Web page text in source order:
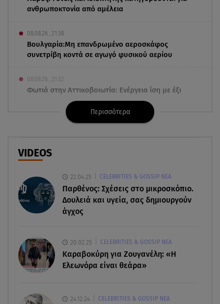
ανθρωποκτονία από αμέλεια
08.08.26 , 21:38
Βουλγαρία:Μη επανδρωμένο αεροσκάφος
συνετρίβη κοντά σε αγωγό φυσικού αερίου
08.08.26 , 21:32
Φωτιά στην Αττικοβοιωτία: Ενέργεια ίση με έξι
ατομικές βόμβες
«Ισλαμικό ΝΑΤΟ»: Πώς επηρεάζεται η Ελλάδα
Τραγωδία στην Πάρο: Νεκρό 4χρονο παιδί σε
πισίνα
500 για το 2026
08.08.26 , 17:45
Εριέττα Κούρκουλου: Η συγκινητική ανάρτηση
Περισσότερα
VIDEOS
22.04.25 CELEBRITIES & GOSSIP ΝΕΑ
Παρθένος: Σχέσεις στο μικροσκόπιο.
Δουλειά και υγεία, σας δημιουργούν
άγχος
20.02.25 CELEBRITIES & GOSSIP ΝΕΑ
Καραβοκύρη για Ζουγανέλη: «Η
Ελεωνόρα είναι θεάρα»
24.12.24 CELEBRITIES & GOSSIP ΝΕΑ